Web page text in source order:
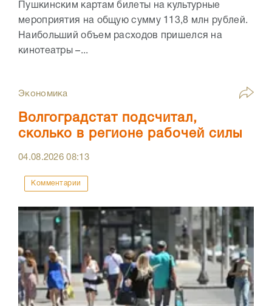
Пушкинским картам билеты на культурные
мероприятия на общую сумму 113,8 млн рублей.
Наибольший объем расходов пришелся на
кинотеатры –...
Экономика
Волгоградстат подсчитал,
сколько в регионе рабочей силы
04.08.202608:13
Комментарии